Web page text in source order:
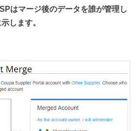
はマージ後のデータを誰が管理し
します。